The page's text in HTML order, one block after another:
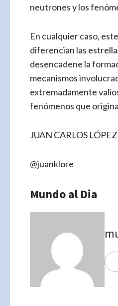
neutrones y los
En cualquier caso,
diferencian las
desencadene la
mecanismos
extremadamente
fenómenos que
JUAN CARLOS LÓPEZ
@juanklore
Mundo al Dia